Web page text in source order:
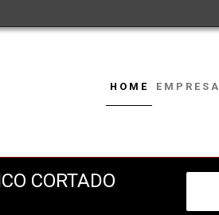
HOME EMPRESA
CORTADO